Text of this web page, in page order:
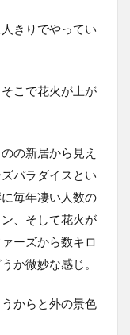
きりでやってい
こで花火が上が
の新居から見え
パラダイスとい
毎年凄い人数の
、そして花火が
ーズから数キロ
か微妙な感じ。
からと外の景色